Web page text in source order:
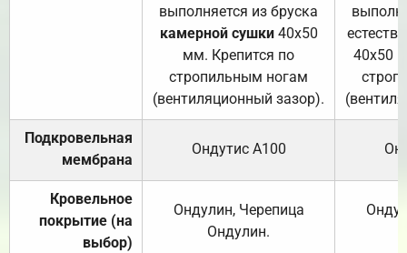
выполняется из бруска
камерной сушки40х50
мм. Крепится по
стропильным ногам
(вентиляционный зазор).
40х50
Подкровельная
мембрана
Ондутис А100
Кровельное
покрытие (на
выбор)
Ондулин, Черепица
Ондулин.